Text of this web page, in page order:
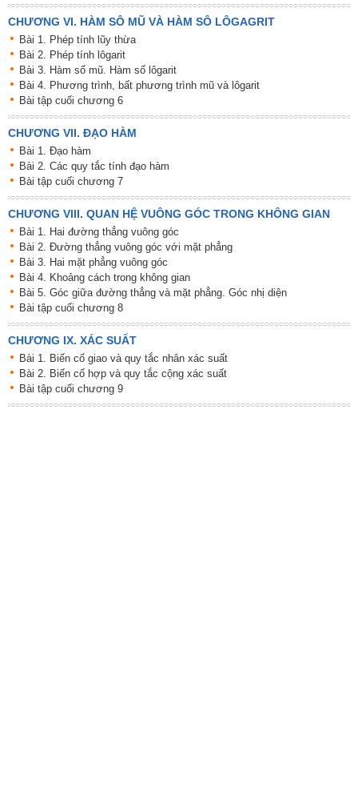
CHƯƠNG VI. HÀM SÔ MŨ VÀ HÀM SÔ LÔGAGRIT
Bài 1. Phép tính lũy thừa
Bài 2. Phép tính lôgarit
Bài 3. Hàm số mũ. Hàm số lôgarit
Bài 4. Phương trình, bất phương trình mũ và lôgarit
Bài tập cuối chương 6
CHƯƠNG VII. ĐẠO HÀM
Bài 1. Đạo hàm
Bài 2. Các quy tắc tính đạo hàm
Bài tập cuối chương 7
CHƯƠNG VIII. QUAN HỆ VUÔNG GÓC TRONG KHÔNG GIAN
Bài 1. Hai đường thẳng vuông góc
Bài 2. Đường thẳng vuông góc với mặt phẳng
Bài 3. Hai mặt phẳng vuông góc
Bài 4. Khoảng cách trong không gian
Bài 5. Góc giữa đường thẳng và mặt phẳng. Góc nhị diện
Bài tập cuối chương 8
CHƯƠNG IX. XÁC SUẤT
Bài 1. Biến cố giao và quy tắc nhân xác suất
Bài 2. Biến cố hợp và quy tắc cộng xác suất
Bài tập cuối chương 9